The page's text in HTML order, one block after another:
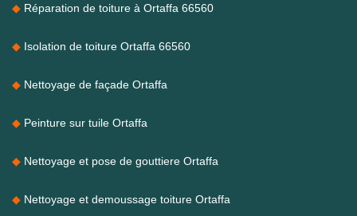
Réparation de toiture à Ortaffa 66560
Isolation de toiture Ortaffa 66560
Nettoyage de façade Ortaffa
Peinture sur tuile Ortaffa
Nettoyage et pose de gouttiere Ortaffa
Nettoyage et demoussage toiture Ortaffa